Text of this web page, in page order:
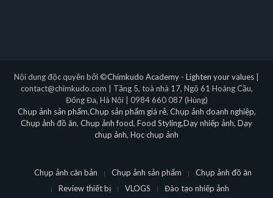
Nội dung độc quyền bởi ©Chimkudo Academy - Lighten your values
contact@chimkudo.com | Tầng 5, toà nhà 17, Ngõ 61 Hoàng Cầu,
Đống Đa, Hà Nội | 0984 660 087 (Hùng)
Chụp ảnh sản phẩm,Chụp sản phẩm giá rẻ, Chụp ảnh doanh nghiệp,
Chụp ảnh đồ ăn, Chụp ảnh food, Food Styling,Dạy nhiếp ảnh, Dạy
chụp ảnh, Học chụp ảnh
Chụp ảnh căn bản Chụp ảnh sản phẩm
Chụp ảnh đồ ăn
Review thiết bị
VLOGS Đào tạo nhiếp ảnh